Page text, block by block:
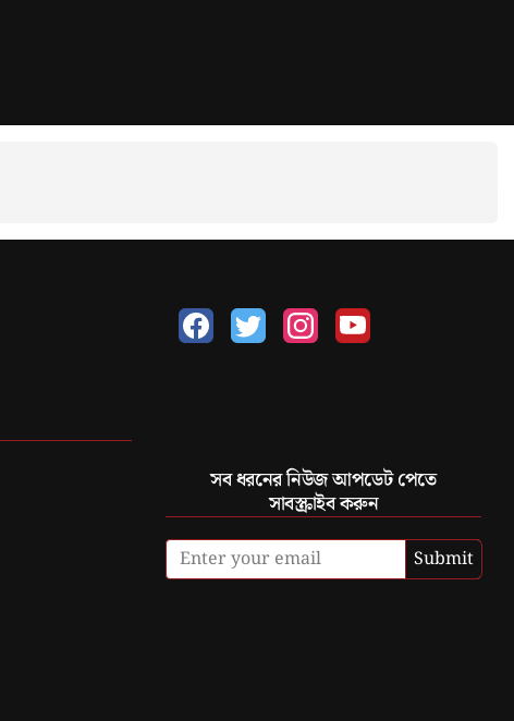
সব ধরনের নিউজ আপডেট পেতে
সাবস্ক্রাইব করুন
Submit